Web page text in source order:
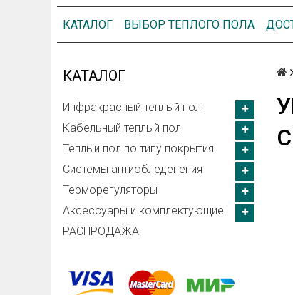
КАТАЛОГ ВЫБОР ТЕПЛОГО ПОЛА
КАТАЛОГ
Инфракрасный теплый пол
Кабельный теплый пол
Теплый пол по типу покрытия
Системы антиобледенения
Терморегуляторы
Aксессуары и комплектующие
РАСПРОДАЖА